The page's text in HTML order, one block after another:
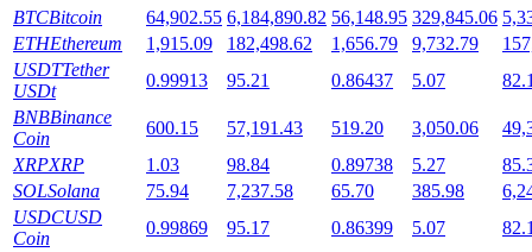
活期質押獲得熱門資產
BTCBitcoin 64,902.55 6,184,890.82 56,148.95 329,845.06
ETHEthereum 1,915.09 182,498.62 1,656.79 9,732.79
USDTTether
USDt
0.99913 95.21 0.86437 5.07
BNBBinance
Coin
600.15 57,191.43 519.20 3,050.06
XRPXRP 1.03 98.84 0.89738 5.27
SOLSolana 75.94 7,237.58 65.70 385.98
USDCUSD
Coin
0.99869 95.17 0.86399 5.07